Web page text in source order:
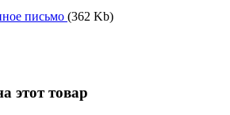
письмо (362 Kb)
этот товар